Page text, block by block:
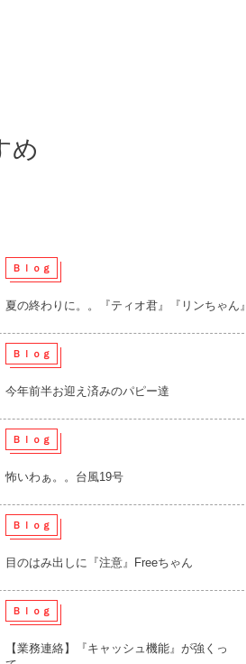
め
Ｂｌｏｇ
夏の終わりに。。『ティオ君』『リンちゃん』
Ｂｌｏｇ
今年前半お迎え済みのパピー達
Ｂｌｏｇ
怖いわぁ。。台風19号
Ｂｌｏｇ
目のはみ出しに『注意』Freeちゃん
Ｂｌｏｇ
【業務連絡】『キャッシュ機能』が強くっ